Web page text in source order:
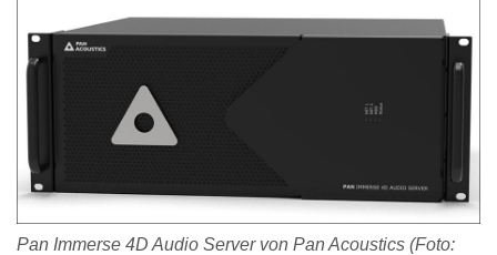
Pan Immerse 4D Audio Server von Pan Acoustics (Foto: